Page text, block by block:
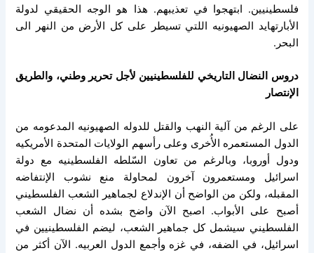
فلسطينيين. ابتهجوا في تعذيبهم. هذا هو الوجه الحقيقي لدولة
الأبارتهايد الصهيونيه اللتي تسيطر على كل الأرض من النهر الى
البحر.
دروس النضال التاريخي للفلسطينيين لأجل تحرير وطني، والطريق
الإنتصار
على الرغم من آلية النهب والقتل للدوله الصهيونيه المدعومه من
الدول المستعمره الأُخرى وعلى رأسهم الولايات المتحدة الأمريكيه
ودول أوروبا، وبالرغم من تعاون السّلطه الفلسطينيه مع دولة
اسرائيل ومستعمرون آخرون لمحاولة منع نشوب الإنتفاضه
المقبله، ولكن من الواضح أن الإندلاع لجماهير الشعب الفلسطيني
أصبح على الأبواب. اصبح الآن واضح بشده أن نضال الشعب
الفلسطيني سيشمل كل جماهير الشعب، ليضم الفلسطينيين في
اسرائيل، في الضفه، في غزه وأجمع الدول العربيه. الآن أكثر من